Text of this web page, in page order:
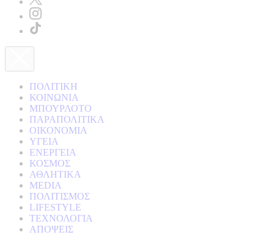
ΠΟΛΙΤΙΚΗ
ΚΟΙΝΩΝΙΑ
ΜΠΟΥΡΛΟΤΟ
ΠΑΡΑΠΟΛΙΤΙΚΑ
ΟΙΚΟΝΟΜΙΑ
ΥΓΕΙΑ
ΕΝΕΡΓΕΙΑ
ΚΟΣΜΟΣ
ΑΘΛΗΤΙΚΑ
MEDIA
ΠΟΛΙΤΙΣΜΟΣ
LIFESTYLE
ΤΕΧΝΟΛΟΓΙΑ
ΑΠΟΨΕΙΣ